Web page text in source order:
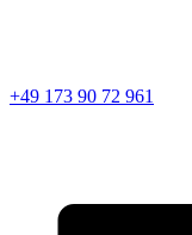
+49 173 90 72 961